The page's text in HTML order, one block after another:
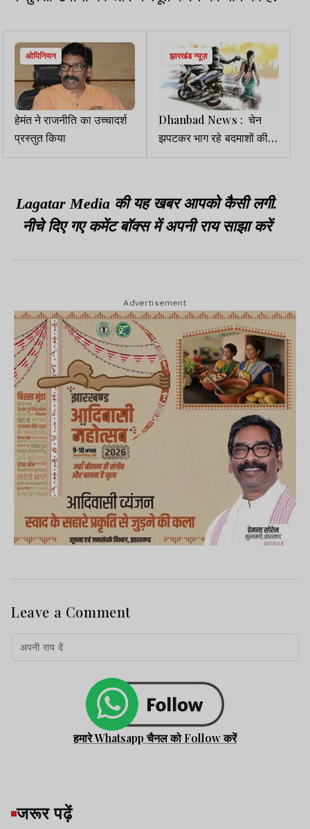
ओपिनियन
हेमंत ने राजनीति का उच्चादर्श
प्रस्तुत किया
झारखंड न्यूज़
Dhanbad News : चेन
झपटकर भाग रहे बदमाशों की
बाइक पलटी, पुलिस ने दोनों को
Lagatar Media की यह खबर आपको कैसी लगी.
नीचे दिए गए कमेंट बॉक्स में अपनी राय साझा करें
Advertisement
Leave a Comment
हमारे Whatsapp चैनल को Follow करें
जरूर पढ़ें